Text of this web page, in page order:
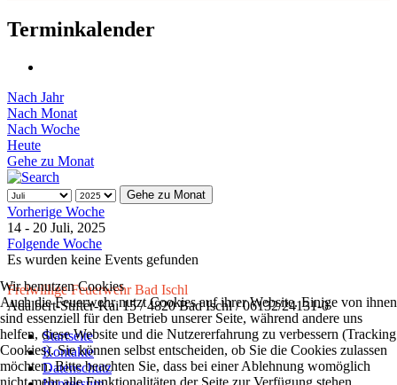
Terminkalender
Nach Jahr
Nach Monat
Nach Woche
Heute
Gehe zu Monat
Gehe zu Monat
Vorherige Woche
14 - 20 Juli, 2025
Folgende Woche
Es wurden keine Events gefunden
Freiwillige Feuerwehr Bad Ischl
Adalbert-Stifter-Kai 15 / 4820 Bad Ischl / 06132/24131-0
Startseite
Kontakte
Datenschutz
Wir benutzen Cookies
Auch die Feuerwehr nutzt Cookies auf ihrer Website. Einige von ihnen
sind essenziell für den Betrieb unserer Seite, während andere uns
helfen, diese Website und die Nutzererfahrung zu verbessern (Tracking
Cookies). Sie können selbst entscheiden, ob Sie die Cookies zulassen
möchten. Bitte beachten Sie, dass bei einer Ablehnung womöglich
nicht mehr alle Funktionalitäten der Seite zur Verfügung stehen.